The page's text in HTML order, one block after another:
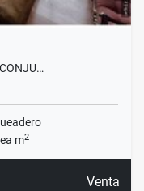
m2
Venta